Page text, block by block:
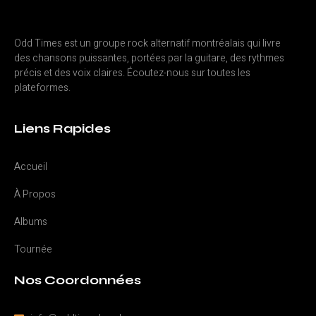
Odd Times est un groupe rock alternatif montréalais qui livre
des chansons puissantes, portées par la guitare, des rythmes
précis et des voix claires. Écoutez-nous sur toutes les
plateformes.
Liens Rapides
Accueil
À Propos
Albums
Tournée
Nos Coordonnées